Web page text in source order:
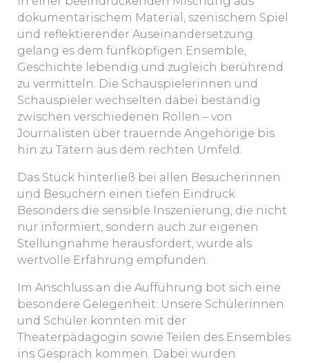
dokumentarischem Material, szenischem Spiel
und reflektierender Auseinandersetzung
gelang es dem fünfköpfigen Ensemble,
Geschichte lebendig und zugleich berührend
zu vermitteln. Die Schauspielerinnen und
Schauspieler wechselten dabei beständig
zwischen verschiedenen Rollen – von
Journalisten über trauernde Angehörige bis
hin zu Tätern aus dem rechten Umfeld.
Das Stück hinterließ bei allen Besucherinnen
und Besuchern einen tiefen Eindruck.
Besonders die sensible Inszenierung, die nicht
nur informiert, sondern auch zur eigenen
Stellungnahme herausfordert, wurde als
wertvolle Erfahrung empfunden.
Im Anschluss an die Aufführung bot sich eine
besondere Gelegenheit: Unsere Schülerinnen
und Schüler konnten mit der
Theaterpädagogin sowie Teilen des Ensembles
ins Gespräch kommen. Dabei wurden